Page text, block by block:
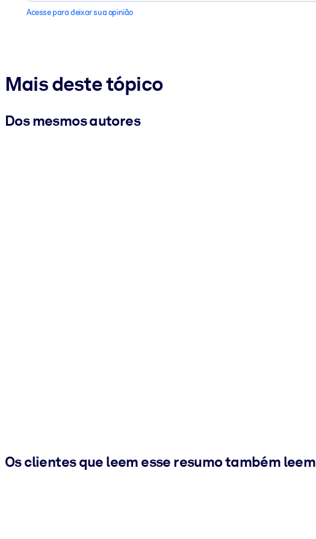
Acesse para deixar sua opinião
Mais deste tópico
Dos mesmos autores
Os clientes que leem esse resumo também leem